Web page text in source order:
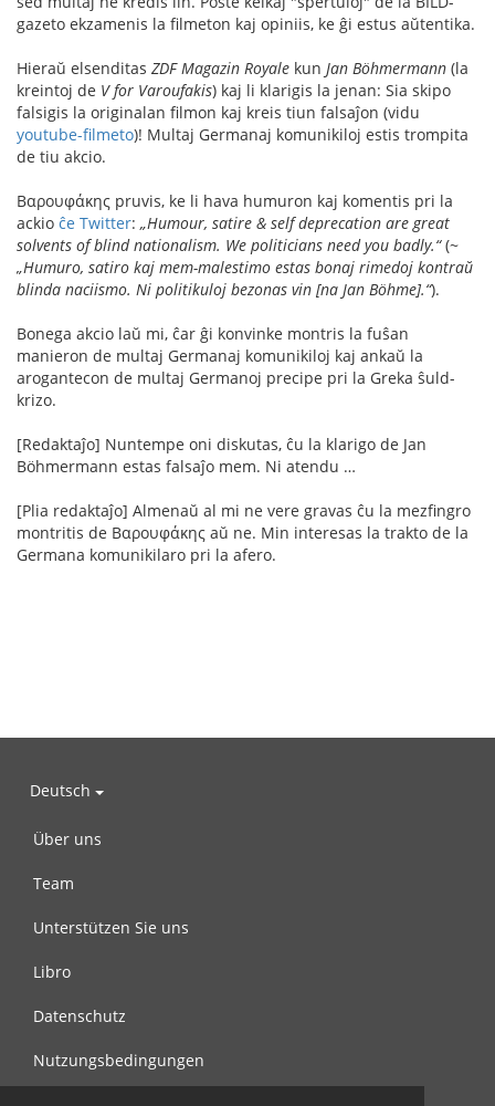
gazeto ekzamenis la filmeton kaj opiniis, ke ĝi estus aŭtentika.
Hieraŭ elsenditas ZDF Magazin Royale kun Jan Böhmermann (la
kreintoj de V for Varoufakis) kaj li klarigis la jenan: Sia skipo
falsigis la originalan filmon kaj kreis tiun falsaĵon (vidu
youtube-filmeto)! Multaj Germanaj komunikiloj estis trompita
de tiu akcio.
Βαρουφάκης pruvis, ke li hava humuron kaj komentis pri la
ackio ĉe Twitter: „Humour, satire & self deprecation are great
solvents of blind nationalism. We politicians need you badly.“(~
„Humuro, satiro kaj mem-malestimo estas bonaj rimedoj kontraŭ
blinda naciismo. Ni politikuloj bezonas vin [na Jan Böhme].“).
Bonega akcio laŭ mi, ĉar ĝi konvinke montris la fuŝan
manieron de multaj Germanaj komunikiloj kaj ankaŭ la
arogantecon de multaj Germanoj precipe pri la Greka ŝuld-
krizo.
[Redaktaĵo] Nuntempe oni diskutas, ĉu la klarigo de Jan
Böhmermann estas falsaĵo mem. Ni atendu …
[Plia redaktaĵo] Almenaŭ al mi ne vere gravas ĉu la mezfingro
montritis de Βαρουφάκης aŭ ne. Min interesas la trakto de la
Germana komunikilaro pri la afero.
Deutsch
Über uns
Team
Unterstützen Sie uns
Libro
Datenschutz
Nutzungsbedingungen